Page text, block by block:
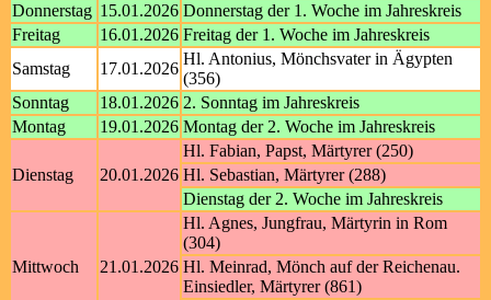
Donnerstag 15.01.2026 Donnerstag der 1. Woche im Jahreskreis
Freitag
16.01.2026 Freitag der 1. Woche im Jahreskreis
Samstag
17.01.2026
Hl. Antonius, Mönchsvater in Ägypten
(356)
Sonntag
18.01.2026 2. Sonntag im Jahreskreis
Montag
19.01.2026 Montag der 2. Woche im Jahreskreis
Dienstag 20.01.2026
Hl. Fabian, Papst, Märtyrer (250)
Hl. Sebastian, Märtyrer (288)
Dienstag der 2. Woche im Jahreskreis
Mittwoch 21.01.2026
Hl. Agnes, Jungfrau, Märtyrin in Rom
(304)
Hl. Meinrad, Mönch auf der Reichenau.
Einsiedler, Märtyrer (861)